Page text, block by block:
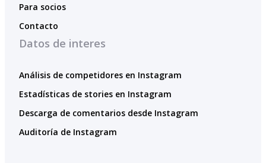
Para socios
Contacto
Datos de interes
Análisis de competidores en Instagram
Estadísticas de stories en Instagram
Descarga de comentarios desde Instagram
Auditoría de Instagram